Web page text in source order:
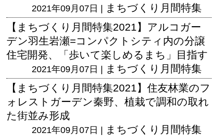
2021年09月07日 | まちづくり月間特集
【まちづくり月間特集2021】アルコガー
デン羽生岩瀬=コンパクトシティ内の分譲
住宅開発、「歩いて楽しめるまち」目指す
2021年09月07日 | まちづくり月間特集
【まちづくり月間特集2021】住友林業のフ
ォレストガーデン秦野、植栽で調和の取れ
た街並み形成
2021年09月07日 | まちづくり月間特集